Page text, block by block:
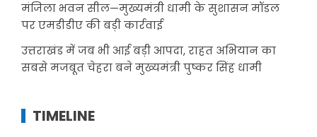
मंजिला भवन सील—मुख्यमंत्री धामी के सुशासन मॉडल
पर एमडीडीए की बड़ी कार्रवाई
उत्तराखंड में जब भी आई बड़ी आपदा, राहत अभियान का
सबसे मजबूत चेहरा बने मुख्यमंत्री पुष्कर सिंह धामी
TIMELINE